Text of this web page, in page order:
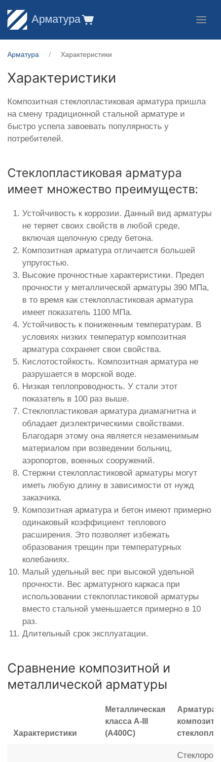
Арматура
Арматура Характеристики
Характеристики
Композитная стеклопластиковая арматура пришла
на смену традиционной стальной арматуре и
быстро успела завоевать популярность у
потребителей.
Стеклопластиковая арматура
имеет множество преимуществ:
Устойчивость к коррозии. Данный вид арматуры
не теряет своих свойств в любой среде,
включая щелочную среду бетона.
Композитная арматура отличается большей
упругостью.
Высокие прочностные характеристики. Предел
прочности у металлической арматуры 390 МПа,
в то время как стеклопластиковая арматура
имеет показатель 1100 МПа.
Устойчивость к пониженным температурам. В
условиях низких температур композитная
арматура сохраняет свои свойства.
Кислотостойкость. Композитная арматура не
разрушается в морской воде.
Низкая теплопроводность. У стали этот
показатель в 100 раз выше.
Стеклопластиковая арматура диамагнитна и
обладает диэлектрическими свойствами.
Благодаря этому она является незаменимым
материалом при возведении больниц,
аэропортов, военных сооружений.
Стержни стеклопластиковой арматуры могут
иметь любую длину в зависимости от нужд
заказчика.
Композитная арматура и бетон имеют примерно
одинаковый коэффициент теплового
расширения. Это позволяет избежать
образования трещин при температурных
колебаниях.
Малый удельный вес при высокой удельной
прочности. Вес арматурного каркаса при
использовании стеклопластиковой арматуры
вместо стальной уменьшается примерно в 10
раз.
Длительный срок эксплуатации.
Сравнение композитной и
металлической арматуры
Характеристики
Металлическая
класса A-III
(А400С)
Арматура